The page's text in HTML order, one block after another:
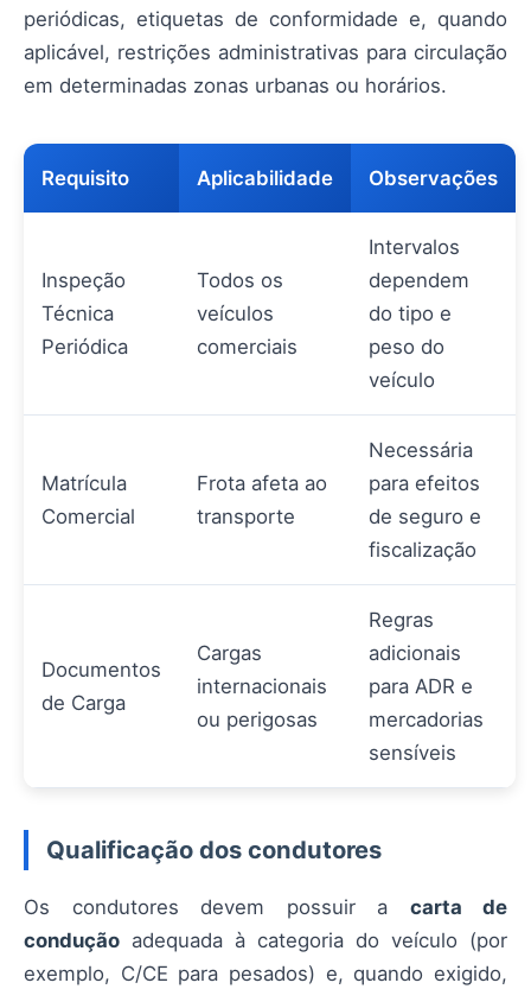
periódicas, etiquetas de conformidade e, quando
aplicável, restrições administrativas para circulação
em determinadas zonas urbanas ou horários.
Requisito Aplicabilidade Observações
Inspeção
Técnica
Periódica
Todos os
veículos
comerciais
Intervalos
dependem
do tipo e
peso do
veículo
Matrícula
Comercial
Frota afeta ao
transporte
Necessária
para efeitos
de seguro e
fiscalização
Documentos
de Carga
Cargas
internacionais
ou perigosas
Regras
adicionais
para ADR e
mercadorias
sensíveis
Qualificação dos condutores
Os condutores devem possuir a carta de
condução adequada à categoria do veículo (por
exemplo, C/CE para pesados) e, quando exigido,